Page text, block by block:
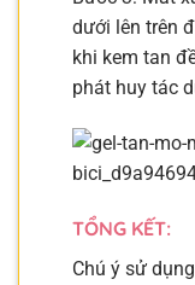
dưới lên trên
khi kem tan
phát huy tác
TỔNG KẾT:
Chú ý sử